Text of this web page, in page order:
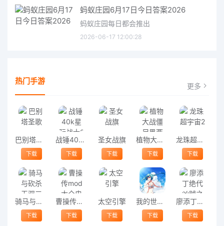
蚂蚁庄园6月17日今日答案2026
蚂蚁庄园每日都会推出
2026-06-17 12:00:28
热门手游 更多
巴别塔圣歌
下载
战锤40k星际战士2最新版
下载
圣女战旗
下载
植物大战僵尸黑西游版
下载
龙珠超宇宙2
下载
骑马与砍杀无双三国中文版
下载
曹操传mod大全电脑版
下载
太空引擎
下载
我的世界泳装比基尼皮肤
下载
廖添丁绝代凶贼之末日
下载